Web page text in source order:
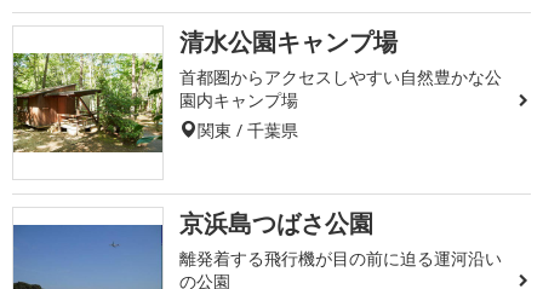
清水公園キャンプ場
首都圏からアクセスしやすい自然豊かな公
園内キャンプ場
関東 / 千葉県
京浜島つばさ公園
離発着する飛行機が目の前に迫る運河沿い
の公園